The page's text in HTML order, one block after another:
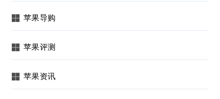
苹果导购
苹果评测
苹果资讯